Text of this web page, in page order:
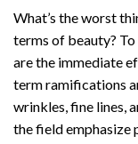
What’s the worst
terms of beauty?
are the immediate
term ramifications
wrinkles, fine lines,
the field emphasize